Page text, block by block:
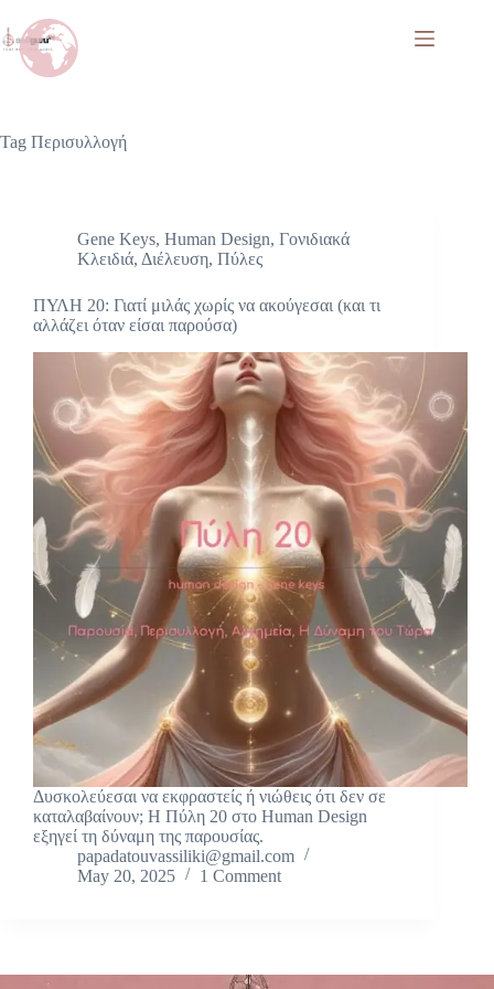
Tag Περισυλλογή
Gene Keys, Human Design, Γονιδιακά
Κλειδιά, Διέλευση, Πύλες
ΠΥΛΗ 20: Γιατί μιλάς χωρίς να ακούγεσαι (και τι
αλλάζει όταν είσαι παρούσα)
Δυσκολεύεσαι να εκφραστείς ή νιώθεις ότι δεν σε
καταλαβαίνουν; Η Πύλη 20 στο Human Design
εξηγεί τη δύναμη της παρουσίας.
papadatouvassiliki@gmail.com
May 20, 2025
1 Comment